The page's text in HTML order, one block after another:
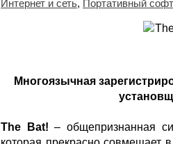
Интернет и сеть, Портативный софт
Многоязычная
The Bat! – общепризнанная